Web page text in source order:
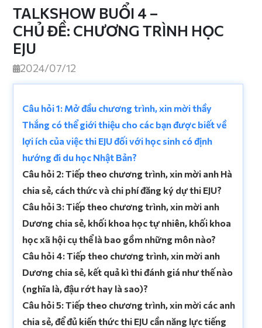
HỌC EJU
TALKSHOW BUỔI 4 –
CHỦ ĐỀ: CHƯƠNG TRÌNH HỌC
EJU
2024/07/12
Câu hỏi 1: Mở đầu chương trình, xin mời thầy
Thắng có thể giới thiệu cho các bạn được biết về
lợi ích của việc thi EJU đối với học sinh có định
hướng đi du học Nhật Bản?
Câu hỏi 2: Tiếp theo chương trình, xin mời anh Hà
chia sẻ, cách thức và chi phí đăng ký dự thi EJU?
Câu hỏi 3: Tiếp theo chương trình, xin mời anh
Dương chia sẻ, khối khoa học tự nhiên, khối khoa
học xã hội cụ thể là bao gồm những môn nào?
Câu hỏi 4: Tiếp theo chương trình, xin mời anh
Dương chia sẻ, kết quả kì thi đánh giá như thế nào
(nghĩa là, đậu rớt hay là sao)?
Câu hỏi 5: Tiếp theo chương trình, xin mời các anh
chia sẻ, để đủ kiến thức thi EJU cần năng lực tiếng